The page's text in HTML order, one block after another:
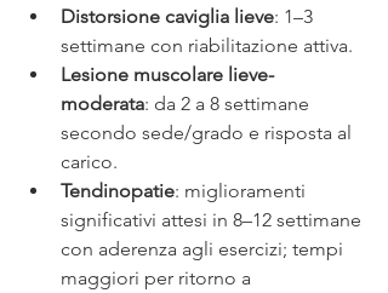
Distorsione caviglia lieve: 1–3
settimane con riabilitazione attiva.
Lesione muscolare lieve-
moderata: da 2 a 8 settimane
secondo sede/grado e risposta al
carico.
Tendinopatie: miglioramenti
significativi attesi in 8–12 settimane
con aderenza agli esercizi; tempi
maggiori per ritorno a